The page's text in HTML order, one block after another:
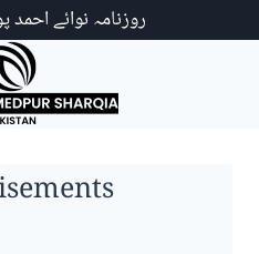
روزنامہ نوائے احمد